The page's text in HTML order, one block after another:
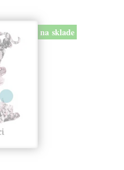
na sklade